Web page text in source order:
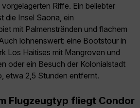
Riffe. Ein beliebter
die Insel Saona, ein
mit Palmenstränden und flachem
lohnenswert: eine Bootstour in
Los Haitises mit Mangroven und
oder ein Besuch der Kolonialstadt
etwa 2,5 Stunden entfernt.
Flugzeugtyp fliegt Condor